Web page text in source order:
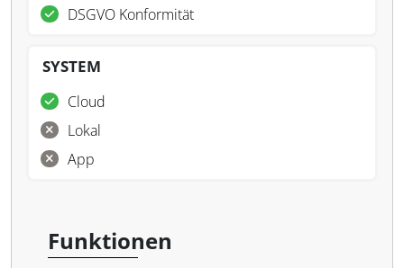
DSGVO Konformität
SYSTEM
Cloud
Lokal
App
Funktionen